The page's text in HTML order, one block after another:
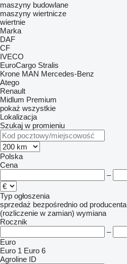
maszyny budowlane
maszyny wiertnicze
wiertnie
Marka
DAF
CF
IVECO
EuroCargo Stralis
Krone MAN Mercedes-Benz
Atego
Renault
Midlum Premium
pokaż wszystkie
Lokalizacja
Szukaj w promieniu
Polska
Cena
–
Typ ogłoszenia
sprzedaż bezpośrednio od producenta
(rozliczenie w zamian) wymiana
Rocznik
–
Euro
Euro 1 Euro 6
Agroline ID